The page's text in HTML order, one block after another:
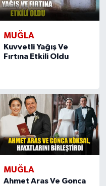
MUĞLA
Kuvvetli Yağış Ve
Fırtına Etkili Oldu
MUĞLA
Ahmet Aras Ve Gonca